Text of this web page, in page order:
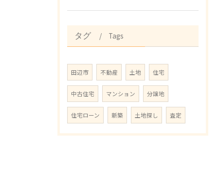
タグ Tags
田辺市 不動産 土地 住宅
中古住宅 マンション 分譲地
住宅ローン 新築 土地探し 査定